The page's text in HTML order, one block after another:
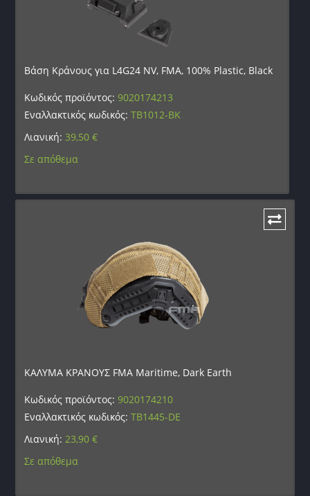
Βάση Κράνους για L4G24 NV, FMA, 100% Plastic, Black
Κωδικός προϊόντος:9020174213
Εναλλακτικός κωδικός:TB1012-BK
Λιανική: 39,50€
Σε απόθεμα
ΚΑΛΥΜΑ ΚΡΑΝΟΥΣ FMA Maritime, Dark Earth
Κωδικός προϊόντος:9020174210
Εναλλακτικός κωδικός:TB1445-DE
Λιανική:23,90€
Σε απόθεμα